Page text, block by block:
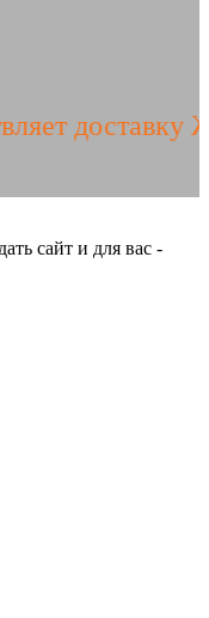
доставку
сайт и для вас -